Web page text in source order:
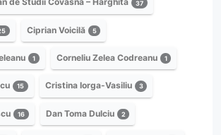
de Studii Covasna – Harghita 37
Ciprian Voicilă 5
1 Corneliu Zelea Codreanu 1
15 Cristina Iorga-Vasiliu 3
16 Dan Toma Dulciu 2